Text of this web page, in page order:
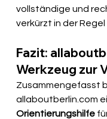
vollständige und
verkürzt in der
Fazit:
Werkzeug zur
Zusammengefasst
allaboutberlin.com
Orientierungshilfe